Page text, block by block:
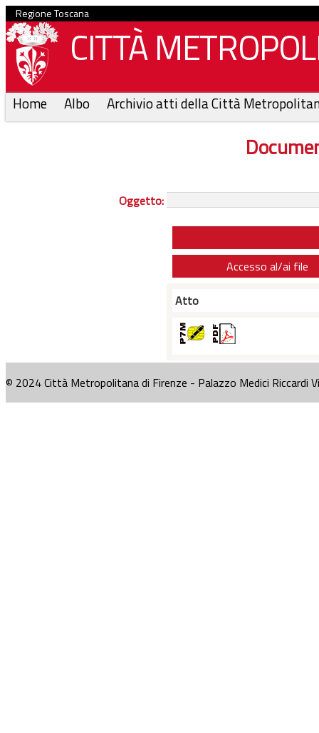
Regione Toscana
CITTÀ
Home Albo Archivio atti della Città
Oggetto:
Accesso al/ai file
Atto
© 2024 Città Metropolitana di Firenze - Palazzo Medici Riccardi